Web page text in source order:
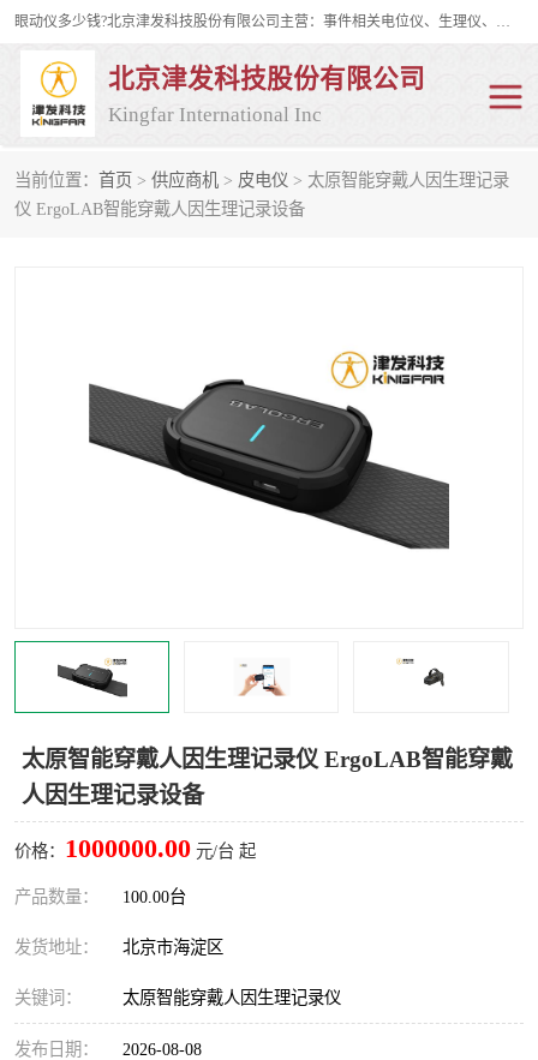
眼动仪多少钱?北京津发科技股份有限公司主营：事件相关电位仪、生理仪、肌电仪、脑电仪、皮电仪、眼动仪；是国家级高新技术企业、科技部认定的科技型中小企业和中关村高新技术企业，具备保密资格，具备自主进出口经营权；自主研发技术、产品与服务荣获多项省部级科学技术奖励、国家发明专利、国家软件著作权和省部级新技术新产品（服务）认证。
北京津发科技股份有限公司
Kingfar International Inc
当前位置： 首页 > 供应商机 > 皮电仪 > 太原智能穿戴人因生理记录
仪 ErgoLAB智能穿戴人因生理记录设备
太原智能穿戴人因生理记录仪 ErgoLAB智能穿戴
人因生理记录设备
价格： 1000000.00 元/台 起
产品数量： 100.00台
发货地址： 北京市海淀区
关键词： 太原智能穿戴人因生理记录仪
发布日期： 2026-08-08
皮电仪 脑电仪
行为观察与表情分析 动作捕捉与生物力学
情绪与生理记录 人机交互实验室
神经营销与消费行为实验 车俩与驾驶模拟